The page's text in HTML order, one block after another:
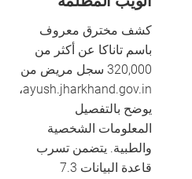
كشف مخترق معروف
باسم تاناكا عن أكثر من
320,000 سجل مريض من
ayush.jharkhand.gov.in،
يوضح بالتفصيل
المعلومات الشخصية
والطبية. يتضمن تسرب
قاعدة البيانات 7.3